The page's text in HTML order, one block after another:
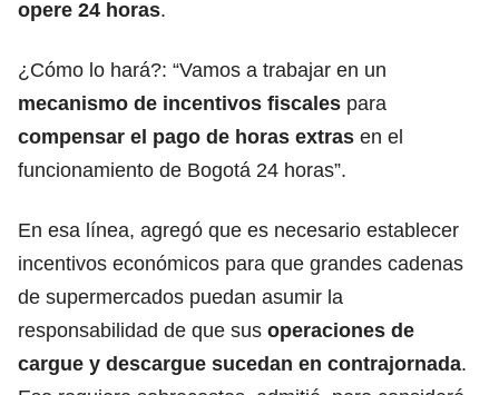
opere 24 horas.
¿Cómo lo hará?: “Vamos a trabajar en un
mecanismo de incentivos fiscales para
compensar el pago de horas extras en el
funcionamiento de Bogotá 24 horas”.
En esa línea, agregó que es necesario establecer
incentivos económicos para que grandes cadenas
de supermercados puedan asumir la
responsabilidad de que sus operaciones de
cargue y descargue sucedan en contrajornada.